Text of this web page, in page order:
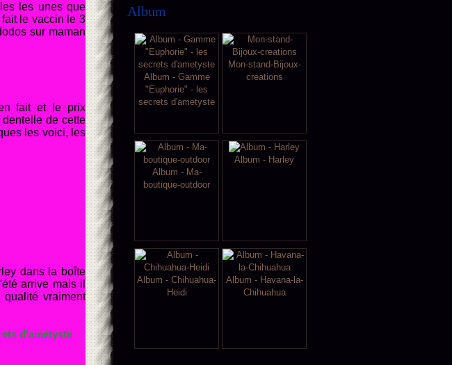
les unes que
le vaccin le 3
sur maman
fait et le prix
de cette
les voici, les
dans la boîte
arrive mais il
vraiment
d'ametyste
Album
Album - Gamme
"Euphorie" - les
secrets d'ametyste
Mon-stand-Bijoux-
creations
Album - Ma-
boutique-outdoor
Album - Harley
Album - Chihuahua-
Heidi
Album - Havana-la-
Chihuahua